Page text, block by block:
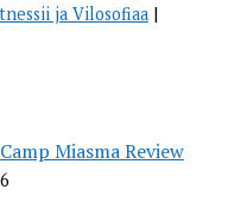
ja Vilosofiaa
Miasma Review